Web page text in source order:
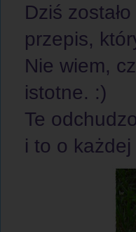
Dziś
przepis,
Nie wiem,
istotne. :)
Te
i to o